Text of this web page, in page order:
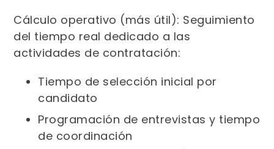
Cálculo operativo (más útil): Seguimiento
del tiempo real dedicado a las
actividades de contratación:
Tiempo de selección inicial por
candidato
Programación de entrevistas y tiempo
de coordinación